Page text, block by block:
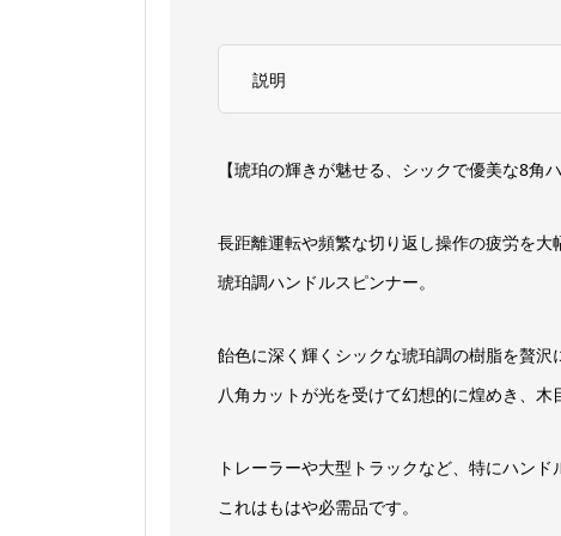
説明
【琥珀の輝きが魅せる、シックで優美な8角
長距離運転や頻繁な切り返し操作の疲労を大
琥珀調ハンドルスピンナー。
飴色に深く輝くシックな琥珀調の樹脂を贅沢
八角カットが光を受けて幻想的に煌めき、
トレーラーや大型トラックなど、特にハン
これはもはや必需品です。